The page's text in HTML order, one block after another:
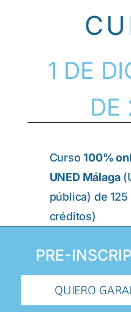
1 DE
DE
Curso100%
UNED Málaga
pública) de
créditos)
PRE-
QUIERO